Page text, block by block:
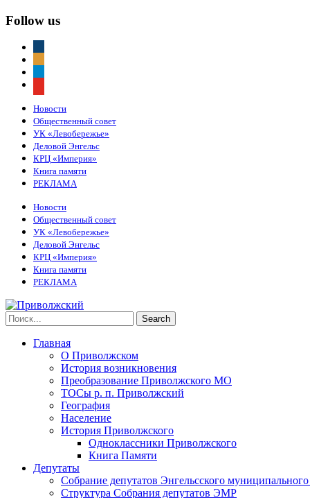
Follow us
Новости
Общественный совет
УК «Левобережье»
Деловой Энгельс
КРЦ «Империя»
Книга памяти
РЕКЛАМА
Новости
Общественный совет
УК «Левобережье»
Деловой Энгельс
КРЦ «Империя»
Книга памяти
РЕКЛАМА
Главная
О Приволжском
История возникновения
Преобразование Приволжского МО
ТОСы р. п. Приволжский
География
Население
История Приволжского
Одноклассники Приволжского
Книга Памяти
Депутаты
Собрание депутатов Энгельсского
Структура Собрания депутатов ЭМР